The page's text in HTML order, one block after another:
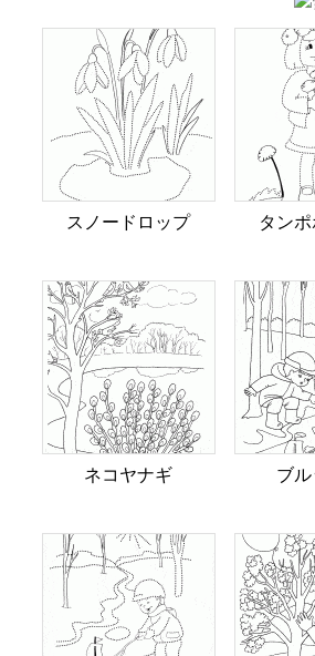
スノードロップ タン
ネコヤナギ ブル